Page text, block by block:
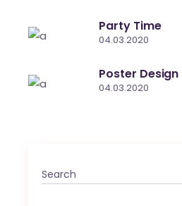
Party Time
04.03.2020
Poster Design
04.03.2020